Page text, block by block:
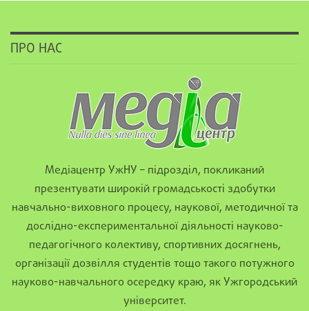
ПРО НАС
Медіацентр УжНУ – підрозділ, покликаний
презентувати широкій громадськості здобутки
навчально-виховного процесу, наукової, методичної та
дослідно-експериментальної діяльності науково-
педагогічного колективу, спортивних досягнень,
організації дозвілля студентів тощо такого потужного
науково-навчального осередку краю, як Ужгородський
університет.